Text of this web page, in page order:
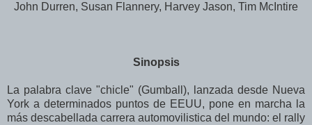
John Durren, Susan Flannery, Harvey Jason, Tim McIntire
Sinopsis
La palabra clave "chicle" (Gumball), lanzada desde Nueva
York a determinados puntos de EEUU, pone en marcha la
más descabellada carrera automovilistica del mundo: el rally